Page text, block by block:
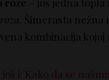
Šimerasta nežna
kombinacija
i: Kako da se